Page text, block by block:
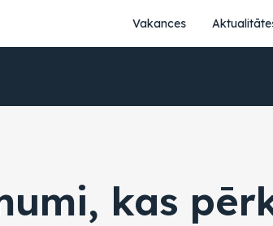
Vakances
kas